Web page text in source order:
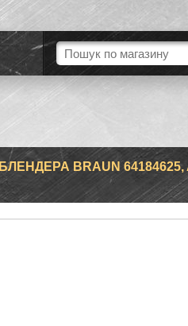
BRAUN 64184625,